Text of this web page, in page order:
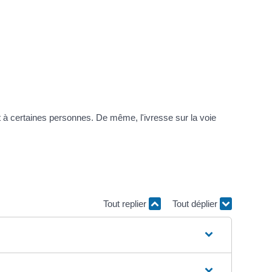
certaines personnes. De même, l'ivresse sur la voie
Tout replier Tout déplier